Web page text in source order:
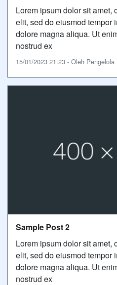
Lorem ipsum dolor sit amet,
elit, sed do eiusmod tempor
dolore magna aliqua. Ut
nostrud ex
15/01/2023 21:23 - Oleh
Sample Post 2
Lorem ipsum dolor sit amet,
elit, sed do eiusmod tempor
dolore magna aliqua. Ut
nostrud ex